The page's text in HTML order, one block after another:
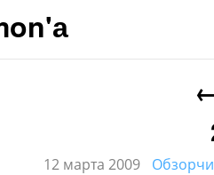
12 марта 2009